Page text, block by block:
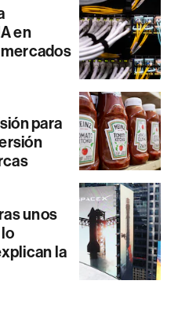
en
para
unos
la